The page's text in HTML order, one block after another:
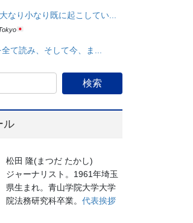
なり小なり既に起こしてい...
て読み、そして今、ま...
ル
松田 隆(まつだ たかし)
ジャーナリスト。1961年埼玉
県生まれ。青山学院大学大学
院法務研究科卒業。代表挨拶